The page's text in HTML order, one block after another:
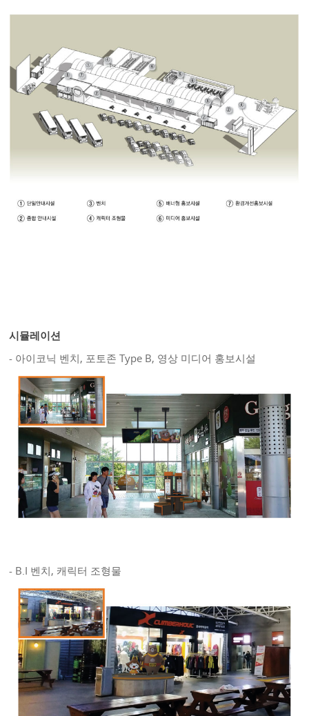
시뮬레이션
- 아이코닉 벤치, 포토존 Type B, 영상 미디어 홍보시설
- B.I 벤치, 캐릭터 조형물
About
portfolio
Contact